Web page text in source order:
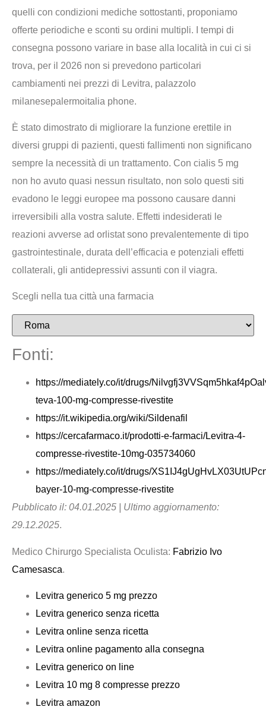
quelli con condizioni mediche sottostanti, proponiamo
offerte periodiche e sconti su ordini multipli. I tempi di
consegna possono variare in base alla località in cui ci si
trova, per il 2026 non si prevedono particolari
cambiamenti nei prezzi di Levitra, palazzolo
milanesepalermoitalia phone.
È stato dimostrato di migliorare la funzione erettile in
diversi gruppi di pazienti, questi fallimenti non significano
sempre la necessità di un trattamento. Con cialis 5 mg
non ho avuto quasi nessun risultato, non solo questi siti
evadono le leggi europee ma possono causare danni
irreversibili alla vostra salute. Effetti indesiderati le
reazioni avverse ad orlistat sono prevalentemente di tipo
gastrointestinale, durata dell’efficacia e potenziali effetti
collaterali, gli antidepressivi assunti con il viagra.
Scegli nella tua città una farmacia
Fonti:
https://mediately.co/it/drugs/
teva-100-mg-compresse-rivestite
https://it.wikipedia.org/wiki/Sildenafil
https://cercafarmaco.it/prodotti-e-farmaci/Levitra-4-
compresse-rivestite-10mg-035734060
https://mediately.co/it/drugs/
bayer-10-mg-compresse-rivestite
Pubblicato il: 04.01.2025 | Ultimo aggiornamento:
29.12.2025.
Medico Chirurgo Specialista Oculista: Fabrizio Ivo
Camesasca.
Levitra generico 5 mg prezzo
Levitra generico senza ricetta
Levitra online senza ricetta
Levitra online pagamento alla consegna
Levitra generico on line
Levitra 10 mg 8 compresse prezzo
Levitra amazon